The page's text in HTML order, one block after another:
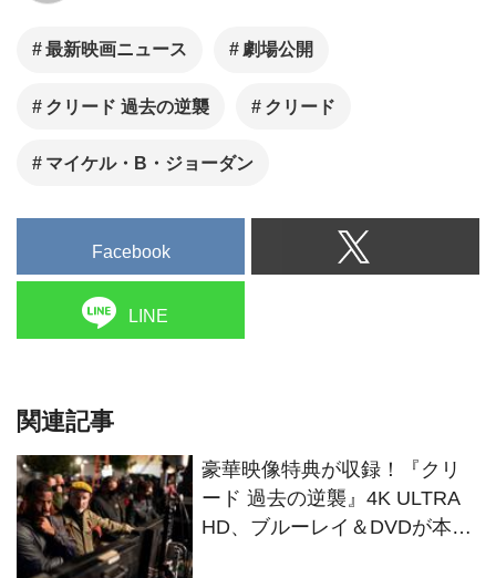
最新映画ニュース 劇場公開
クリード 過去の逆襲 クリード
マイケル・B・ジョーダン
Facebook
LINE
関連記事
豪華映像特典が収録！『クリ
ード 過去の逆襲』4K ULTRA
HD、ブルーレイ＆DVDが本日